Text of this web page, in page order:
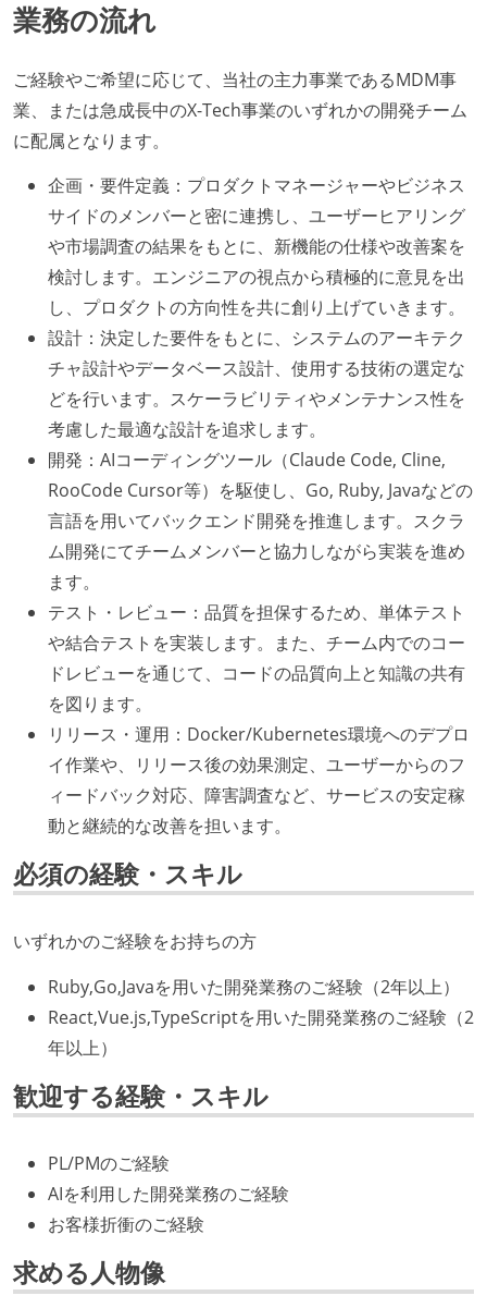
業務の流れ
ご経験やご希望に応じて、当社の主力事業であるMDM事
業、または急成長中のX-Tech事業のいずれかの開発チーム
に配属となります。
企画・要件定義：プロダクトマネージャーやビジネス
サイドのメンバーと密に連携し、ユーザーヒアリング
や市場調査の結果をもとに、新機能の仕様や改善案を
検討します。エンジニアの視点から積極的に意見を出
し、プロダクトの方向性を共に創り上げていきます。
設計：決定した要件をもとに、システムのアーキテク
チャ設計やデータベース設計、使用する技術の選定な
どを行います。スケーラビリティやメンテナンス性を
考慮した最適な設計を追求します。
開発：AIコーディングツール（Claude Code, Cline,
RooCode Cursor等）を駆使し、Go, Ruby, Javaなどの
言語を用いてバックエンド開発を推進します。スクラ
ム開発にてチームメンバーと協力しながら実装を進め
ます。
テスト・レビュー：品質を担保するため、単体テスト
や結合テストを実装します。また、チーム内でのコー
ドレビューを通じて、コードの品質向上と知識の共有
を図ります。
リリース・運用：Docker/Kubernetes環境へのデプロ
イ作業や、リリース後の効果測定、ユーザーからのフ
ィードバック対応、障害調査など、サービスの安定稼
動と継続的な改善を担います。
必須の経験・スキル
いずれかのご経験をお持ちの方
Ruby,Go,Javaを用いた開発業務のご経験（2年以上）
React,Vue.js,TypeScriptを用いた開発業務のご経験（2
年以上）
歓迎する経験・スキル
PL/PMのご経験
AIを利用した開発業務のご経験
お客様折衝のご経験
求める人物像